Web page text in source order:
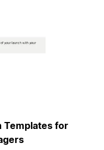
Templates for